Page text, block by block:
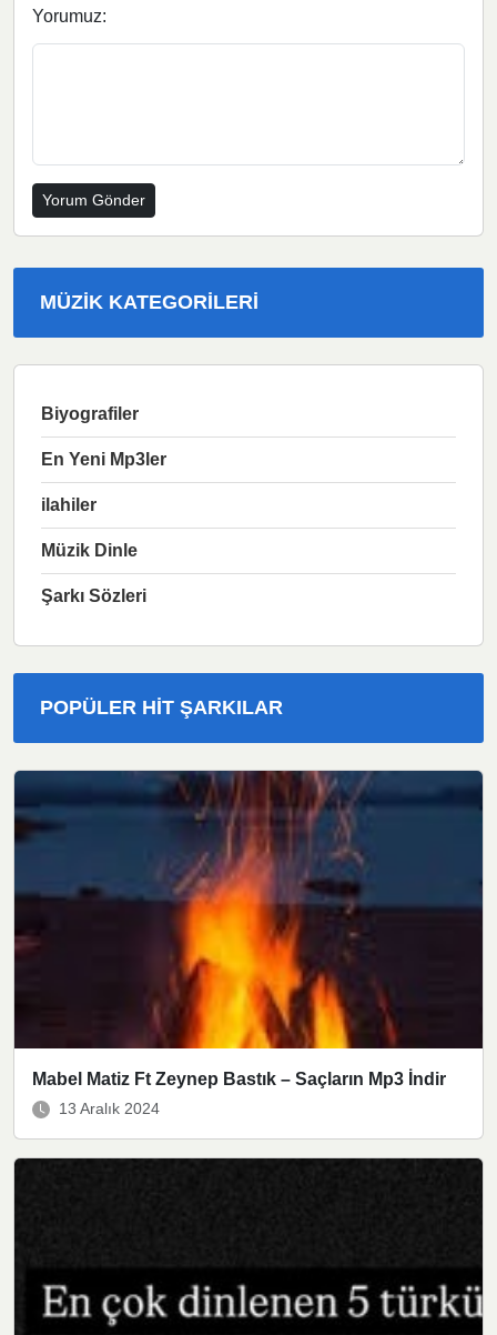
Yorumuz:
MÜZIK KATEGORILERI
Biyografiler
En Yeni Mp3ler
ilahiler
Müzik Dinle
Şarkı Sözleri
POPÜLER HIT ŞARKILAR
Mabel Matiz Ft Zeynep Bastık – Saçların Mp3 İndir
13 Aralık 2024